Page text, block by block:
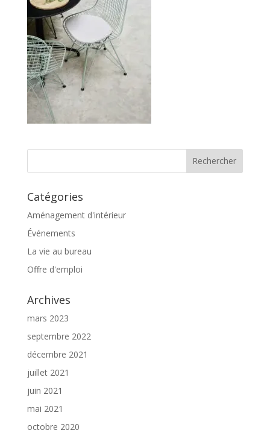
Catégories
Aménagement d'intérieur
Événements
La vie au bureau
Offre d'emploi
Archives
mars 2023
septembre 2022
décembre 2021
juillet 2021
juin 2021
mai 2021
octobre 2020